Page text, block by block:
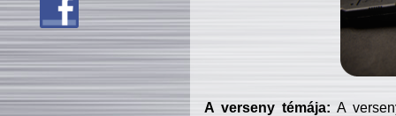
A verseny témája: A